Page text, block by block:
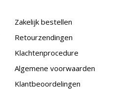
Zakelijk bestellen
Retourzendingen
Klachtenprocedure
Algemene voorwaarden
Klantbeoordelingen